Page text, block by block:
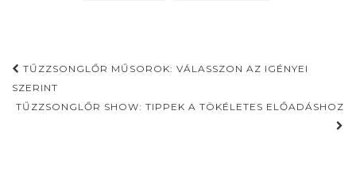
Post
navigation
TŰZZSONGLŐR MŰSOROK: VÁLASSZON AZ IGÉNYEI
SZERINT
TŰZZSONGLŐR SHOW: TIPPEK A TÖKÉLETES ELŐADÁSHOZ